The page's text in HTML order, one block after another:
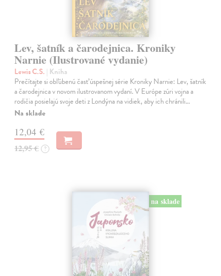
Lev, šatník a čarodejnica. Kroniky
Narnie (Ilustrované vydanie)
Lewis C.S. | Kniha
Prečítajte si obľúbenú časť úspešnej série Kroniky Narnie: Lev, šatník
a čarodejnica v novom ilustrovanom vydaní. V Európe zúri vojna a
rodičia posielajú svoje deti z Londýna na vidiek, aby ich chránili…
Na sklade
12,04 €
12,95 € ?
na sklade